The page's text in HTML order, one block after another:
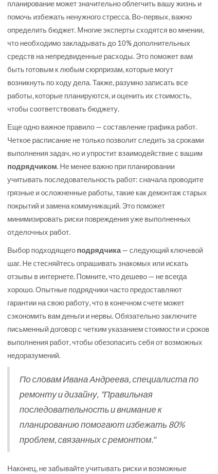
планирование может значительно облегчить вашу жизнь и
помочь избежать ненужного стресса. Во-первых, важно
определить бюджет. Многие эксперты сходятся во мнении,
что необходимо закладывать до 10% дополнительных
средств на непредвиденные расходы. Это поможет вам
быть готовым к любым сюрпризам, которые могут
возникнуть по ходу дела. Также, разумно записать все
работы, которые планируются, и оценить их стоимость,
чтобы соответствовать бюджету.
Еще одно важное правило — составление графика работ.
Четкое расписание не только позволит следить за сроками
выполнения задач, но и упростит взаимодействие с вашим
подрядчиком. Не менее важно при планировании
учитывать последовательность работ: сначала проводите
грязные и осложненные работы, такие как демонтаж старых
покрытий и замена коммуникаций. Это поможет
минимизировать риски повреждения уже выполненных
отделочных работ.
Выбор подходящего подрядчика— следующий ключевой
шаг. Не стесняйтесь опрашивать знакомых или искать
отзывы в интернете. Помните, что дешево — не всегда
хорошо. Опытные подрядчики часто предоставляют
гарантии на свою работу, что в конечном счете может
сэкономить вам деньги и нервы. Обязательно заключите
письменный договор с четким указанием стоимости и сроков
выполнения работ, чтобы обезопасить себя от возможных
недоразумений.
По словам Ивана Андреева, специалиста по
ремонту и дизайну, "Правильная
последовательность и внимание к
планированию помогают избежать 80%
проблем, связанных с ремонтом."
Наконец, не забывайте учитывать риски и возможные